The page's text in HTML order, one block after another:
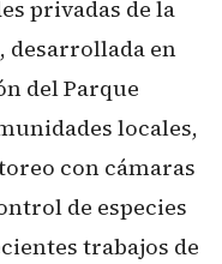
privadas de la
desarrollada en
del Parque
locales,
con cámaras
de especies
trabajos de